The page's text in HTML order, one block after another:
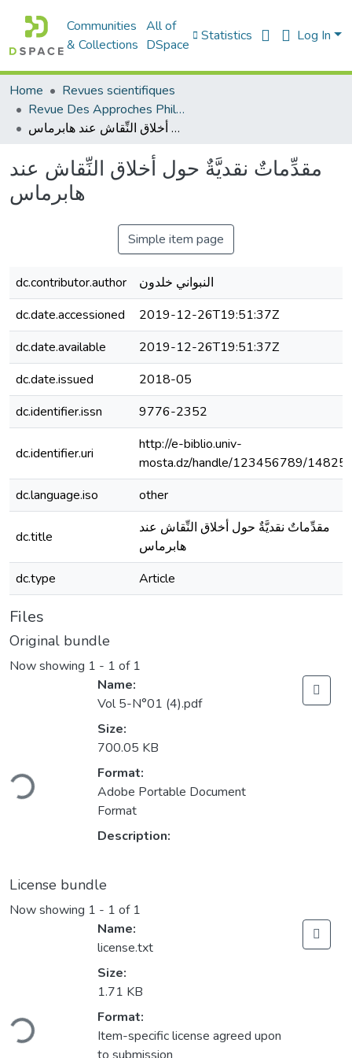
Communities
& Collections
All of
DSpace
Statistics Log In
Home
Revues scientifiques
Revue Des Approches Philosophiques
مقدِّماتٌ نقديَّةٌ حول أخلاق النِّقاش عند هابرماس
مقدِّماتٌ نقديَّةٌ حول أخلاق النِّقاش عند
هابرماس
Simple item page
dc.contributor.author
النبواني خلدون
dc.date.accessioned
2019-12-26T19:51:37Z
dc.date.available
2019-12-26T19:51:37Z
dc.date.issued
2018-05
dc.identifier.issn
9776-2352
dc.identifier.uri
http://e-biblio.univ-
mosta.dz/handle/123456789/14825
dc.language.iso
other
dc.title
مقدِّماتٌ نقديَّةٌ حول أخلاق النِّقاش عند
هابرماس
dc.type
Article
Files
Original bundle
Now showing 1 - 1 of 1
Name:
Vol 5-N°01 (4).pdf
Size:
700.05 KB
Format:
Adobe Portable Document
Format
Description:
License bundle
Now showing 1 - 1 of 1
Name:
license.txt
Size:
1.71 KB
Format:
Item-specific license agreed upon